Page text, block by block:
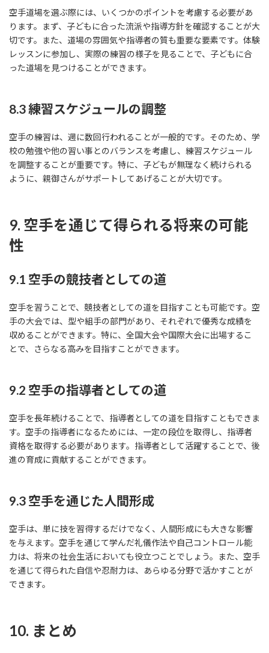
空手道場を選ぶ際には、いくつかのポイントを考慮する必要があ
ります。まず、子どもに合った流派や指導方針を確認することが大
切です。また、道場の雰囲気や指導者の質も重要な要素です。体験
レッスンに参加し、実際の練習の様子を見ることで、子どもに合
った道場を見つけることができます。
8.3 練習スケジュールの調整
空手の練習は、週に数回行われることが一般的です。そのため、学
校の勉強や他の習い事とのバランスを考慮し、練習スケジュール
を調整することが重要です。特に、子どもが無理なく続けられる
ように、親御さんがサポートしてあげることが大切です。
9. 空手を通じて得られる将来の可能
性
9.1 空手の競技者としての道
空手を習うことで、競技者としての道を目指すことも可能です。空
手の大会では、型や組手の部門があり、それぞれで優秀な成績を
収めることができます。特に、全国大会や国際大会に出場するこ
とで、さらなる高みを目指すことができます。
9.2 空手の指導者としての道
空手を長年続けることで、指導者としての道を目指すこともできま
す。空手の指導者になるためには、一定の段位を取得し、指導者
資格を取得する必要があります。指導者として活躍することで、後
進の育成に貢献することができます。
9.3 空手を通じた人間形成
空手は、単に技を習得するだけでなく、人間形成にも大きな影響
を与えます。空手を通じて学んだ礼儀作法や自己コントロール能
力は、将来の社会生活においても役立つことでしょう。また、空手
を通じて得られた自信や忍耐力は、あらゆる分野で活かすことが
できます。
10. まとめ